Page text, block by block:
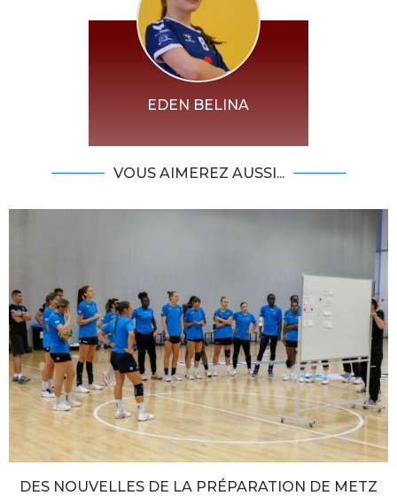
EDEN BELINA
VOUS AIMEREZ AUSSI...
DES NOUVELLES DE LA PRÉPARATION DE METZ